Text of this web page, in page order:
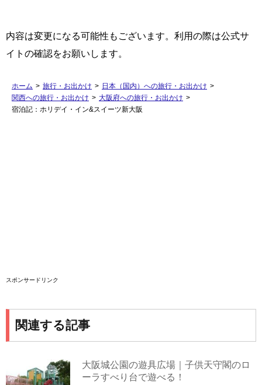
内容は変更になる可能性もございます。利用の際は公式サ
イトの確認をお願いします。
ホーム > 旅行・お出かけ > 日本（国内）への旅行・お出かけ >
関西への旅行・お出かけ > 大阪府への旅行・お出かけ >
宿泊記：ホリデイ・イン&スイーツ新大阪
スポンサードリンク
関連する記事
大阪城公園の遊具広場｜子供天守閣のロ
ーラすべり台で遊べる！